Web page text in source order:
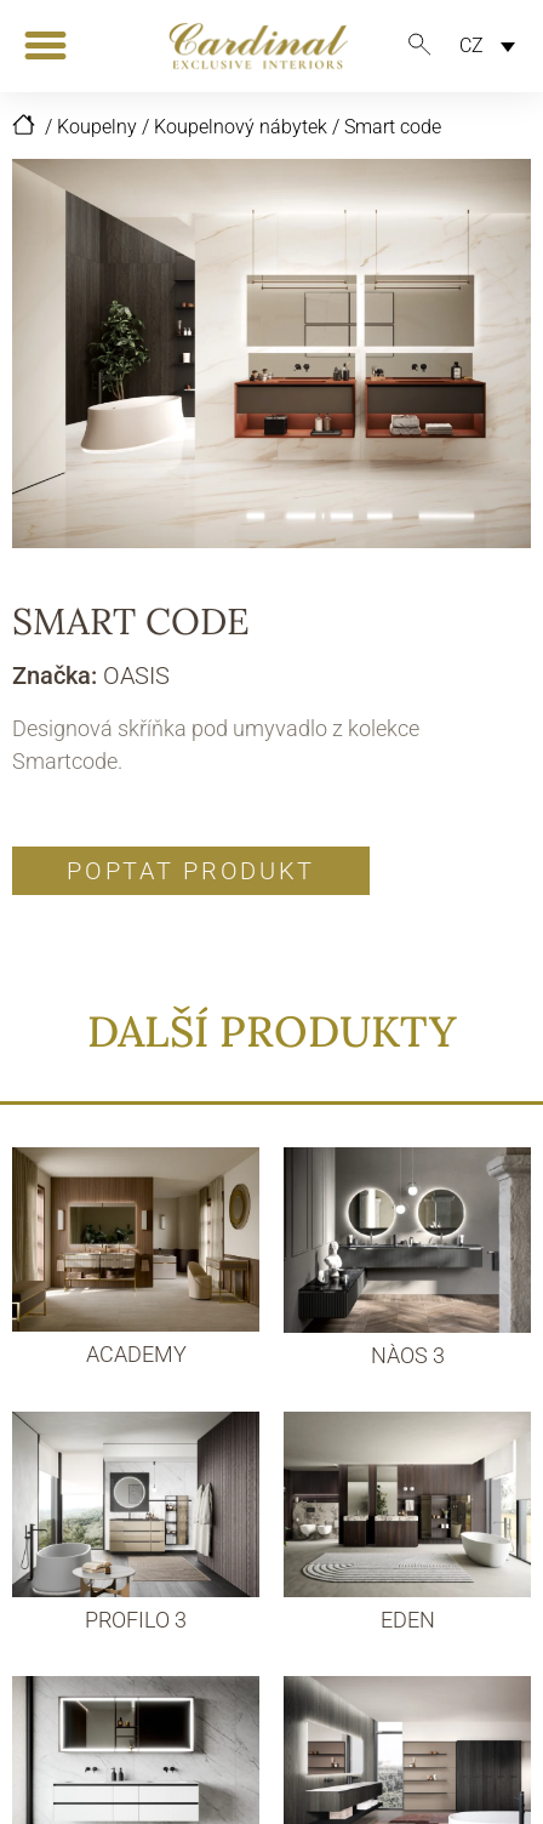
CZ
/ Koupelny / Koupelnový nábytek / Smart code
SMART CODE
Značka: OASIS
Designová skříňka pod umyvadlo z kolekce
Smartcode.
POPTAT PRODUKT
DALŠÍ PRODUKTY
ACADEMY NÀOS 3
PROFILO 3 EDEN